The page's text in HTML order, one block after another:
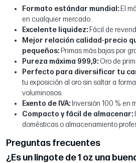
Formato estándar mundial: El
en cualquier mercado.
Excelente liquidez: Fácil de
Mejor relación calidad-precio
pequeños: Primas más bajas por
Pureza máxima 999,9: Oro de
Perfecto para diversificar tu
tu exposición al oro sin saltar a
voluminosos.
Exento de IVA: Inversión 100 % en
Compacto y fácil de almacenar:
domésticas o almacenamiento
Preguntas frecuentes
¿Es un lingote de 1 oz una